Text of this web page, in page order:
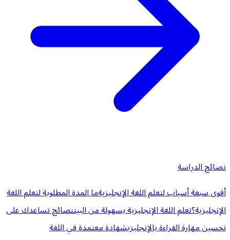
نصائح الدراسة
أقوى سبعة أسباب لتعلم اللغة الإنجليزيةما المدة المطلوبة لتعلم اللغة
الإنجليزية؟تعلم اللغة الإنجليزية بسهولة من البيتنصائح تساعدك على
تحسين مهارة القراءة بالإنجليزيشهادة معتمدة في اللغة